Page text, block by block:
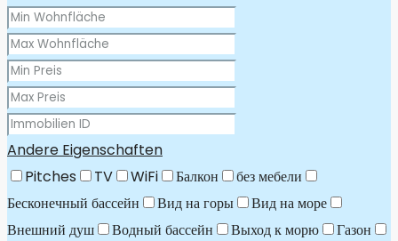
Andere Eigenschaften
Pitches
TV WiFi Балкон
без мебели
Бесконечный бассейн
Вид на горы
Вид на море
Внешний душ
Водный бассейн Выход к морю
Газон